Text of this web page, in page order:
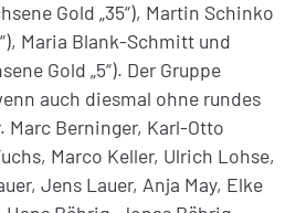
Gold „35“), Martin Schinko
Maria Blank-Schmitt und
Gold „5“). Der Gruppe
auch diesmal ohne rundes
Marc Berninger, Karl-Otto
Marco Keller, Ulrich Lohse,
Jens Lauer, Anja May, Elke